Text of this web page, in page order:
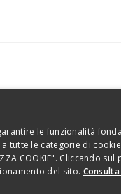
le funzionalità
tutte le categorie di
COOKIE". Cliccando sul
del sito.